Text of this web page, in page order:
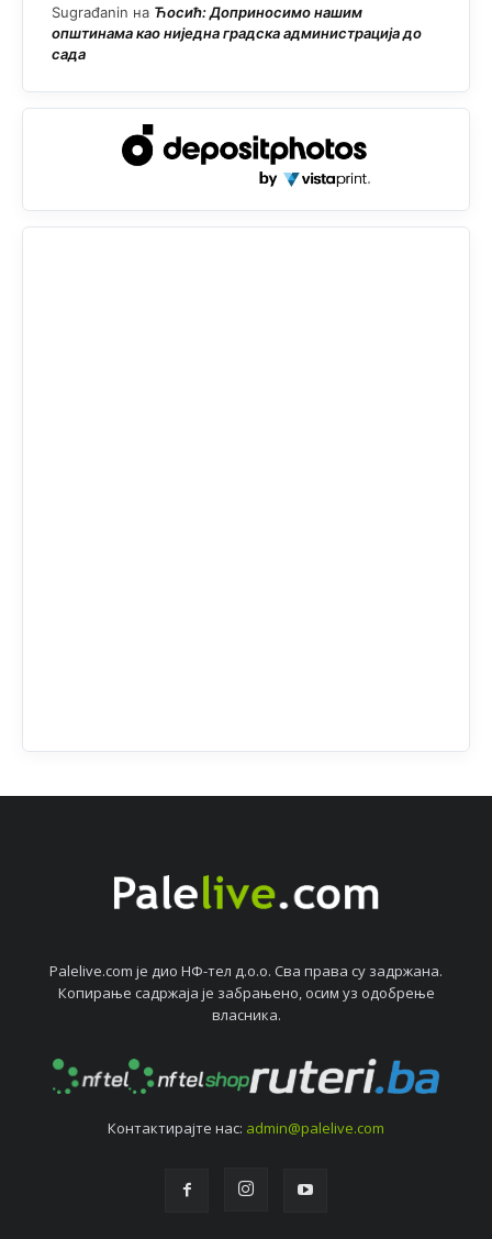
Sugrađanin на Ћосић: Доприносимо нашим
општинама као ниједна градска администрација до
сада
Palelive.com јe дио НФ-тeл д.о.о. Сва права су задржана.
Копирањe садржаја јe забрањeно, осим уз одобрeњe
власника.
Контактирајтe нас: admin@palelive.com